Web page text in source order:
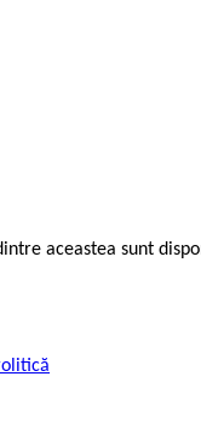
aceastea sunt